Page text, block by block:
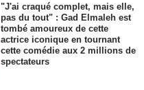
"J'ai craqué complet, mais elle,
pas du tout" : Gad Elmaleh est
tombé amoureux de cette
actrice iconique en tournant
cette comédie aux 2 millions de
spectateurs